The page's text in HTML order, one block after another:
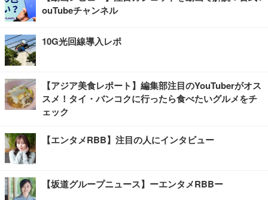
ouTubeチャンネル
10G光回線導入レポ
【アジア美食レポート】編集部注目のYouTuberがオス
スメ！タイ・バンコクに行ったら食べたいグルメをチ
ェック
【エンタメRBB】注目の人にインタビュー
【坂道グループニュース】ーエンタメRBBー